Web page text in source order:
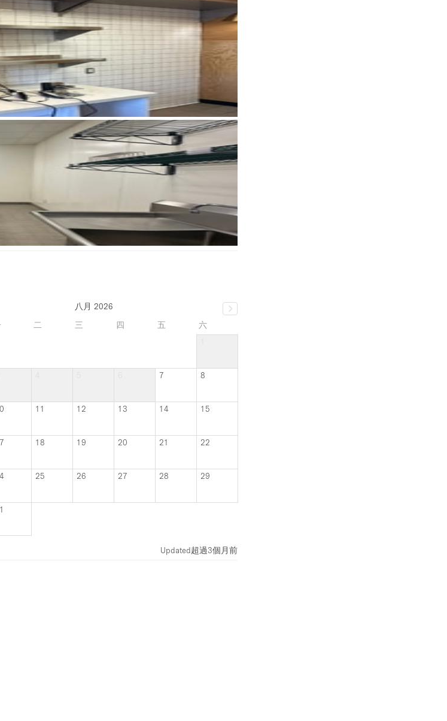
八月 2026
二 三 四 五
六
7 8
11 12 13 14 15
18 19 20 21 22
25 26 27 28 29
Updated超過3個月前